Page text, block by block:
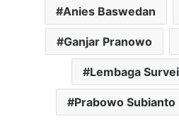
Anies Baswedan
Ganjar Pranowo
Lembaga Survei
Prabowo Subianto